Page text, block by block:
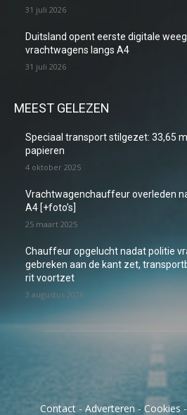
31 juli 2026
Duitsland opent eerste digitale
vrachtwagens langs A4
31 juli 2026
MEEST GELEZEN
Speciaal transport stilgezet: 33,65
papieren
4 oktober 2025
Vrachtwagenchauffeur overleden
A4 [+foto’s]
25 maart 2025
Chauffeur opgelucht nadat politie
gebreken aan de kant zet,
rit voortzet
3 augustus 2026
Contact -Adverteren - Cookies -